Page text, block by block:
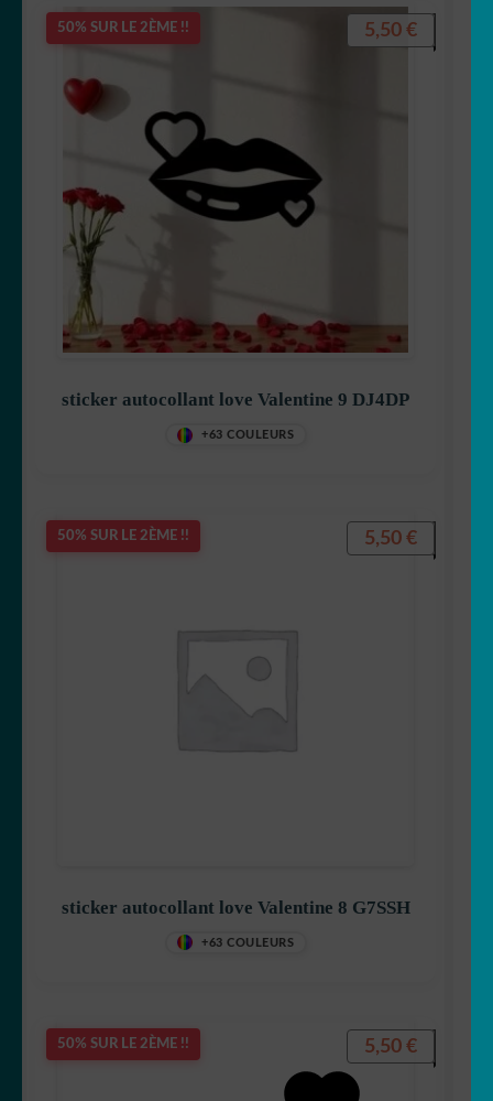
50% SUR LE 2ÈME !!
sticker autocollant love Valentine 9 DJ4DP
+63 COULEURS
5,50 €
50% SUR LE 2ÈME !!
sticker autocollant love Valentine 8 G7SSH
+63 COULEURS
5,50 €
50% SUR LE 2ÈME !! 5,50 €